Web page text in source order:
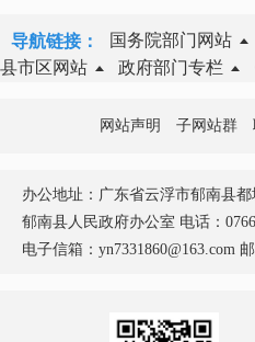
导航链接： 国务院部门网站
县市区网站
政府部门专栏
网站声明 子网站群
办公地址：广东省云浮市郁南县
郁南县人民政府办公室 电话：
电子信箱：yn7331860@163.com